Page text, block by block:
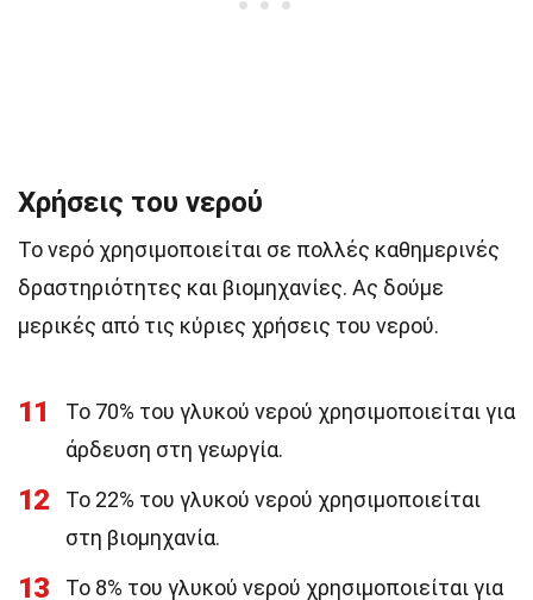
Χρήσεις του νερού
Το νερό χρησιμοποιείται σε πολλές καθημερινές
δραστηριότητες και βιομηχανίες. Ας δούμε
μερικές από τις κύριες χρήσεις του νερού.
11
Το 70% του γλυκού νερού χρησιμοποιείται για
άρδευση στη γεωργία.
12
Το 22% του γλυκού νερού χρησιμοποιείται
στη βιομηχανία.
13 Το 8% του γλυκού νερού χρησιμοποιείται για